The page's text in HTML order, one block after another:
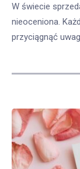
W świecie
nieoceniona.
przyciągnąć